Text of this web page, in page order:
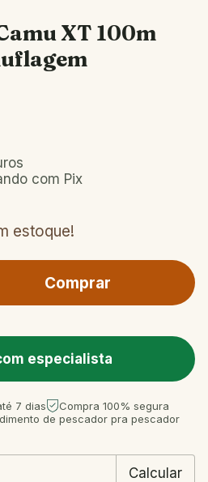
XT 100m
com Pix
estoque!
especialista
7 dias
Compra 100% segura
de pescador pra pescador
Calcular